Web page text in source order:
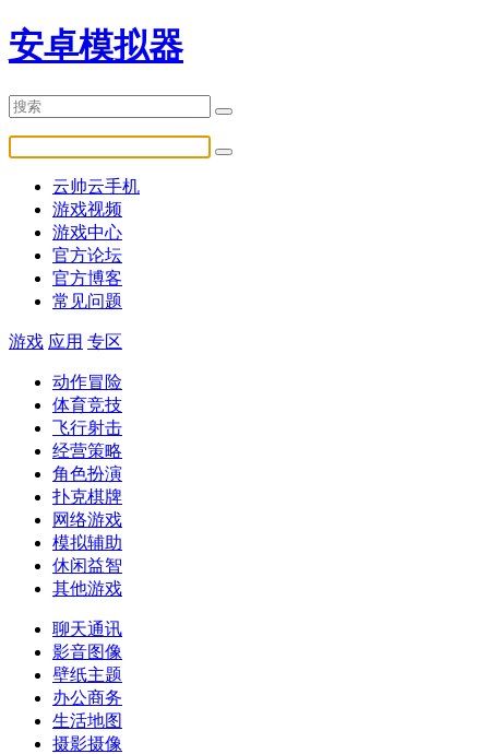
安卓模拟器
云帅云手机
游戏视频
游戏中心
官方论坛
官方博客
常见问题
游戏 应用 专区
动作冒险
体育竞技
飞行射击
经营策略
角色扮演
扑克棋牌
网络游戏
模拟辅助
休闲益智
其他游戏
聊天通讯
影音图像
壁纸主题
办公商务
生活地图
摄影摄像